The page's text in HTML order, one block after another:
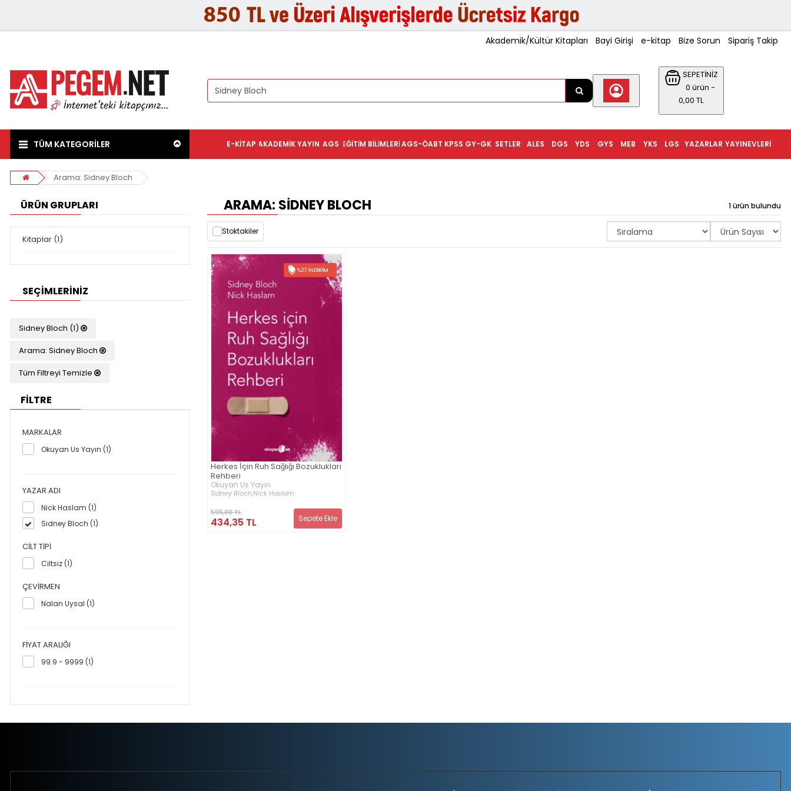
Akademik/Kültür Kitapları Bayi Girişi e-kitap Bize Sorun Sipariş Takip
SEPETİNİZ
0 ürün -
0,00 TL
TÜM KATEGORİLER YAYINEVLERI
YAZARLAR
LGS
YKS
MEB
GYS
YDS
DGS
ALES
SETLER
KPSS GY-GK
AGS-ÖABT
EĞITIM BILIMLERI
AGS
AKADEMIK YAYIN
E-KITAP
Arama: Sidney Bloch
ÜRÜN GRUPLARI
Kitaplar (1)
SEÇIMLERINIZ
Sidney Bloch (1)
Arama: Sidney Bloch
Tüm Filtreyi Temizle
FİLTRE
MARKALAR
Okuyan Us Yayın (1)
YAZAR ADI
Nick Haslam (1)
Sidney Bloch (1)
CILT TIPI
Ciltsiz (1)
ÇEVIRMEN
Nalan Uysal (1)
FIYAT ARALIĞI
99.9 - 9999 (1)
ARAMA: SIDNEY BLOCH 1 ürün bulundu
Stoktakiler
%27 İNDIRIM
Herkes İçin Ruh Sağlığı Bozuklukları
Rehberi
Okuyan Us Yayın
Sidney Bloch,Nick Haslam
595,00 TL
434,35 TL Sepete Ekle